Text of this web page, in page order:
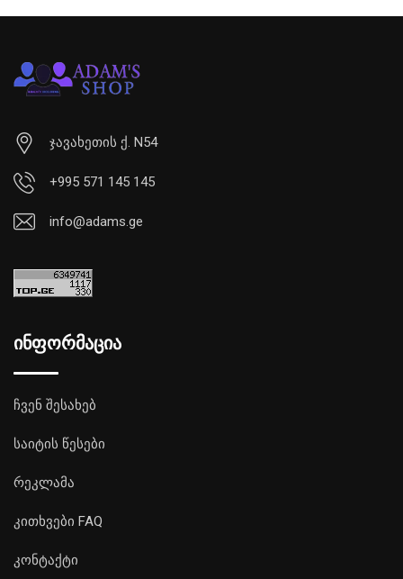
ჯავახეთის ქ. N54
+995 571 145 145
info@adams.ge
ინფორმაცია
ჩვენ შესახებ
საიტის წესები
რეკლამა
კითხვები FAQ
კონტაქტი